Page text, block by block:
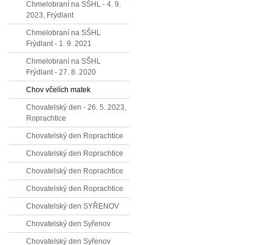
Chmelobraní na SŠHL - 4. 9.
2023, Frýdlant
Chmelobraní na SŠHL
Frýdlant - 1. 9. 2021
Chmelobraní na SŠHL
Frýdlant - 27. 8. 2020
Chov včelích matek
Chovatelský den - 26. 5. 2023,
Roprachtice
Chovatelský den Roprachtice
Chovatelský den Roprachtice
Chovatelský den Roprachtice
Chovatelský den Roprachtice
Chovatelský den SYŘENOV
Chovatelský den Syřenov
Chovatelský den Syřenov